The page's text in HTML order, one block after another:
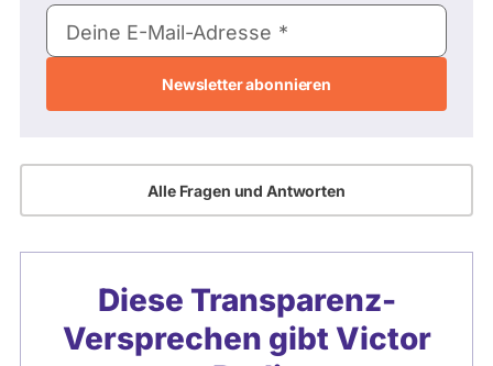
E-
Mail-
Deine E-Mail-Adresse
Alle Fragen und Antworten
Diese Transparenz-
Versprechen gibt Victor